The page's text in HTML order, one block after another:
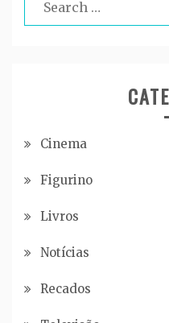
for:
Cinema
Figurino
Livros
Notícias
Recados